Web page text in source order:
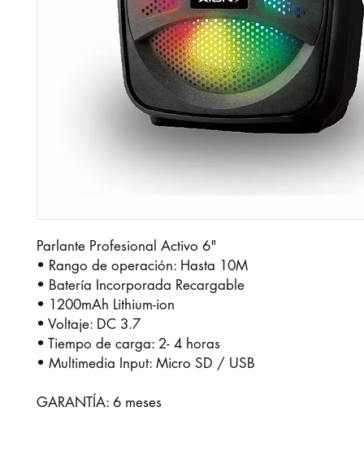
Parlante Profesional Activo 6"
• Rango de operación: Hasta 10M
• Batería Incorporada Recargable
• 1200mAh Lithium-ion
• Voltaje: DC 3.7
• Tiempo de carga: 2- 4 horas
• Multimedia Input: Micro SD / USB
GARANTÍA: 6 meses